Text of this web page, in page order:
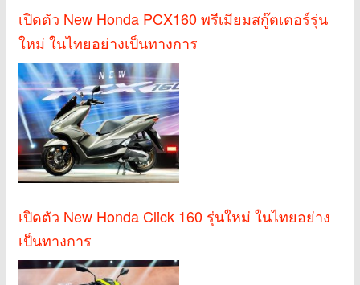
เปิดตัว New Honda PCX160 พรีเมียมสกู๊ตเตอร์รุ่น
ใหม่ ในไทยอย่างเป็นทางการ
เปิดตัว New Honda Click 160 รุ่นใหม่ ในไทยอย่าง
เป็นทางการ